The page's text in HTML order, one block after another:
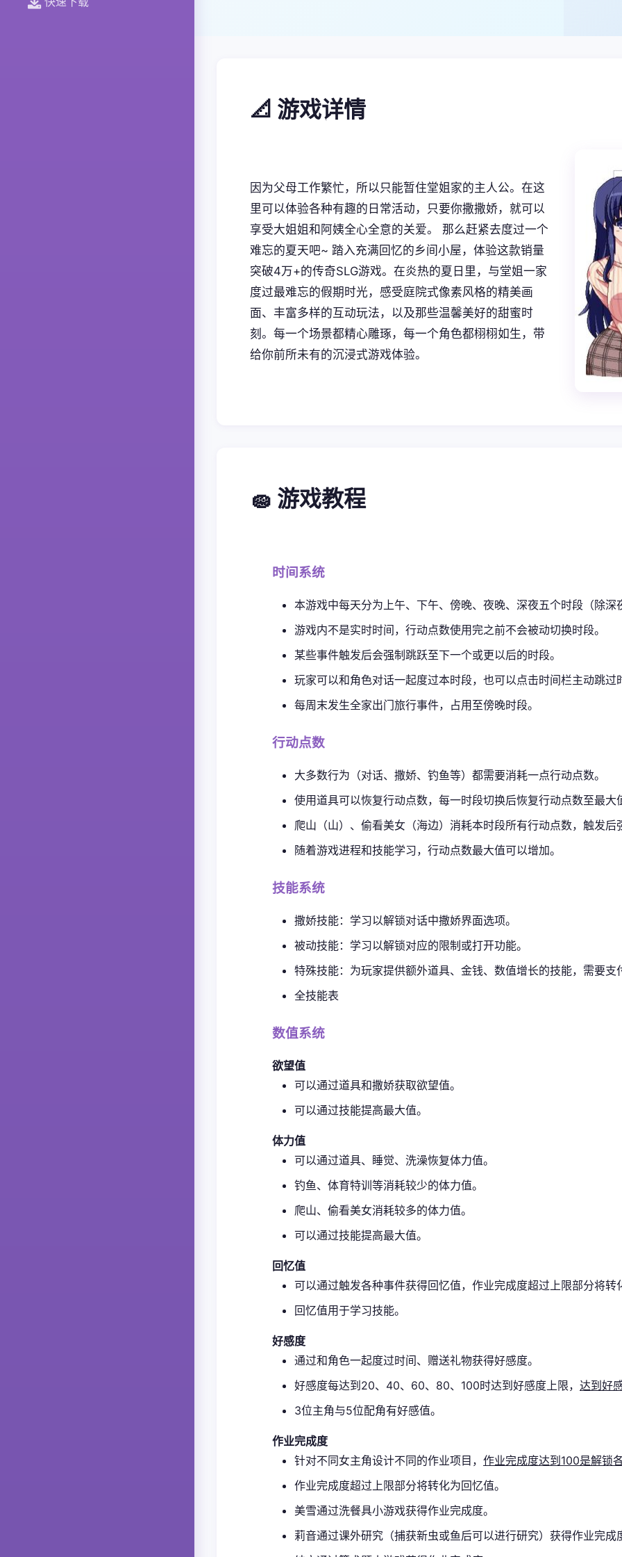
📐 游戏详情
因为父母工作繁忙，所以只能暂住堂姐家的主人公。在这
里可以体验各种有趣的日常活动，只要你撒撒娇，就可以
享受大姐姐和阿姨全心全意的关爱。 那么赶紧去度过一个
难忘的夏天吧~ 踏入充满回忆的乡间小屋，体验这款销量
突破4万+的传奇SLG游戏。在炎热的夏日里，与堂姐一家
度过最难忘的假期时光，感受庭院式像素风格的精美画
面、丰富多样的互动玩法，以及那些温馨美好的甜蜜时
刻。每一个场景都精心雕琢，每一个角色都栩栩如生，带
给你前所未有的沉浸式游戏体验。
🧽 游戏教程
时间系统
本游戏中每天分为上午、下午、傍晚、夜晚、深夜五个时段（除深
游戏内不是实时时间，行动点数使用完之前不会被动切换时段。
某些事件触发后会强制跳跃至下一个或更以后的时段。
玩家可以和角色对话一起度过本时段，也可以点击时间栏主动跳过
每周末发生全家出门旅行事件，占用至傍晚时段。
行动点数
大多数行为（对话、撒娇、钓鱼等）都需要消耗一点行动点数。
使用道具可以恢复行动点数，每一时段切换后恢复行动点数至最大
爬山（山）、偷看美女（海边）消耗本时段所有行动点数，触发后
随着游戏进程和技能学习，行动点数最大值可以增加。
技能系统
撒娇技能：学习以解锁对话中撒娇界面选项。
被动技能：学习以解锁对应的限制或打开功能。
特殊技能：为玩家提供额外道具、金钱、数值增长的技能，需要支
全技能表
数值系统
欲望值
可以通过道具和撒娇获取欲望值。
可以通过技能提高最大值。
体力值
可以通过道具、睡觉、洗澡恢复体力值。
钓鱼、体育特训等消耗较少的体力值。
爬山、偷看美女消耗较多的体力值。
可以通过技能提高最大值。
回忆值
可以通过触发各种事件获得回忆值，作业完成度超过上限部分将转
回忆值用于学习技能。
好感度
通过和角色一起度过时间、赠送礼物获得好感度。
好感度每达到20、40、60、80、100时达到好感度上限， 达到好
3位主角与5位配角有好感值。
作业完成度
针对不同女主角设计不同的作业项目， 作业完成度达到100是解锁
作业完成度超过上限部分将转化为回忆值。
美雪通过洗餐具小游戏获得作业完成度。
莉音通过课外研究（捕获新虫或鱼后可以进行研究）获得作业完成